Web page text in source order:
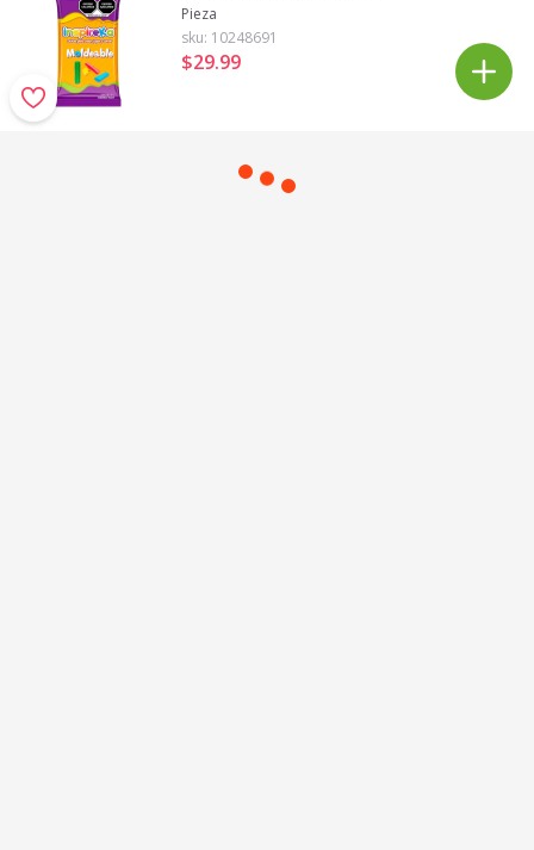
Pieza
sku: 10248691
$29.99